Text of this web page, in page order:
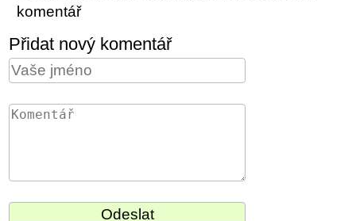
komentář
Přidat nový komentář